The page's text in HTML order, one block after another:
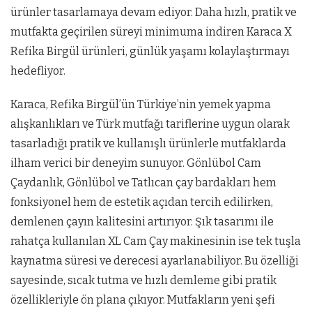
ürünler tasarlamaya devam ediyor. Daha hızlı, pratik ve
mutfakta geçirilen süreyi minimuma indiren Karaca X
Refika Birgül ürünleri, günlük yaşamı kolaylaştırmayı
hedefliyor.
Karaca, Refika Birgül’ün Türkiye’nin yemek yapma
alışkanlıkları ve Türk mutfağı tariflerine uygun olarak
tasarladığı pratik ve kullanışlı ürünlerle mutfaklarda
ilham verici bir deneyim sunuyor. Gönlübol Cam
Çaydanlık, Gönlübol ve Tatlıcan çay bardakları hem
fonksiyonel hem de estetik açıdan tercih edilirken,
demlenen çayın kalitesini artırıyor. Şık tasarımı ile
rahatça kullanılan XL Cam Çay makinesinin ise tek tuşla
kaynatma süresi ve derecesi ayarlanabiliyor. Bu özelliği
sayesinde, sıcak tutma ve hızlı demleme gibi pratik
özellikleriyle ön plana çıkıyor. Mutfakların yeni şefi